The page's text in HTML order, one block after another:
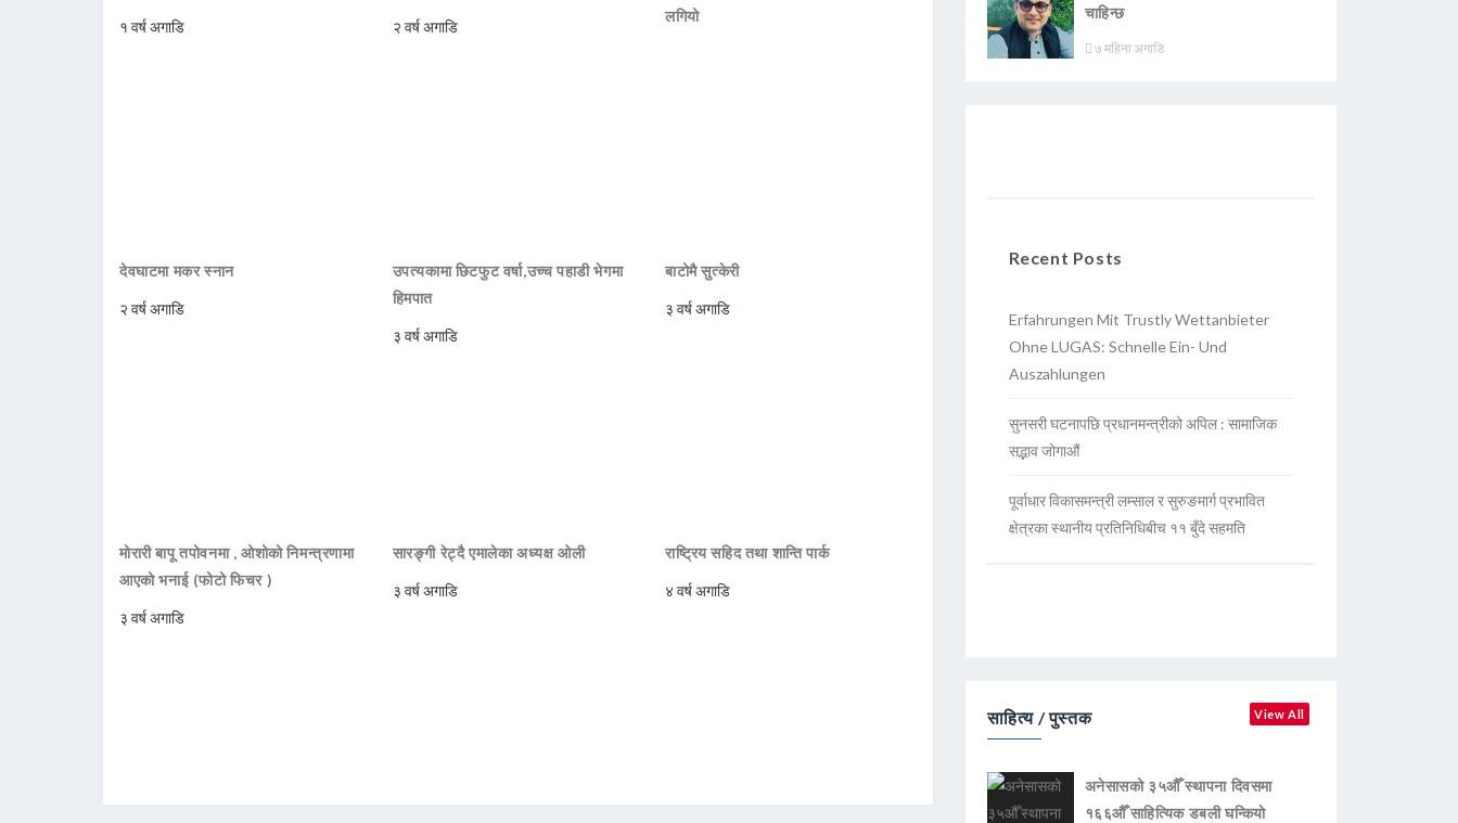
१ वर्ष अगाडि २ वर्ष अगाडि
लगियो
देवघाटमा मकर स्नान
२ वर्ष अगाडि
उपत्यकामा छिटफुट वर्षा,उच्च पहाडी भेगमा
हिमपात
३ वर्ष अगाडि
बाटोमै सुत्केरी
३ वर्ष अगाडि
मोरारी बापू तपोवनमा , ओशोको निमन्त्रणामा
आएको भनाई (फोटो फिचर )
३ वर्ष अगाडि
सारङ्गी रेट्दै एमालेका अध्यक्ष ओली
३ वर्ष अगाडि
राष्ट्रिय सहिद तथा शान्ति पार्क
४ वर्ष अगाडि
चाहिन्छ
७ महिना अगाडि
Recent Posts
Erfahrungen Mit Trustly Wettanbieter
Ohne LUGAS: Schnelle Ein- Und
Auszahlungen
सुनसरी घटनापछि प्रधानमन्त्रीको अपिल : सामाजिक
सद्भाव जोगाऔं
पूर्वाधार विकासमन्त्री लम्साल र सुरुङमार्ग प्रभावित
क्षेत्रका स्थानीय प्रतिनिधिबीच ११ बुँदे सहमति
साहित्य / पुस्तक View All
अनेसासको ३५औँ स्थापना दिवसमा
१६६औँ साहित्यिक डबली घन्कियाे